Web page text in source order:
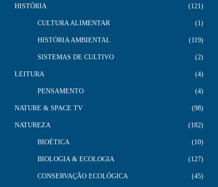
HISTÓRIA 121
CULTURA ALIMENTAR 1
HISTÓRIA AMBIENTAL 119
SISTEMAS DE CULTIVO 2
LEITURA 4
PENSAMENTO 4
NATURE & SPACE TV 98
NATUREZA 182
BIOÉTICA 10
BIOLOGIA & ECOLOGIA 127
CONSERVAÇÃO ECOLÓGICA 45